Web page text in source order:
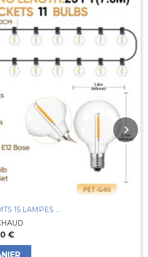
GUIRLANDE 7.50MTS 15 LAMPES LEDS BLANC CHAUD
€